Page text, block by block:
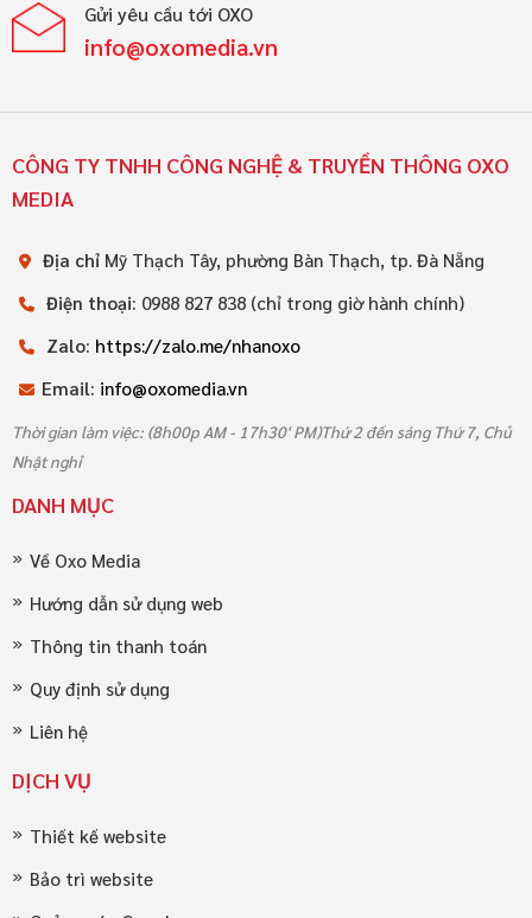
Gửi yêu cầu tới OXO
info@oxomedia.vn
CÔNG TY TNHH CÔNG NGHỆ & TRUYỀN THÔNG OXO
MEDIA
Địa chỉMỹ Thạch Tây, phường Bàn Thạch, tp. Đà Nẵng
Điện thoại: 0988 827 838 (chỉ trong giờ hành chính)
Zalo: https://zalo.me/nhanoxo
Email: info@oxomedia.vn
Thời gian làm việc: (8h00p AM - 17h30' PM)Thứ 2 đến sáng Thứ 7, Chủ
Nhật nghỉ
DANH MỤC
Về Oxo Media
Hướng dẫn sử dụng web
Thông tin thanh toán
Quy định sử dụng
Liên hệ
DỊCH VỤ
Thiết kế website
Bảo trì website